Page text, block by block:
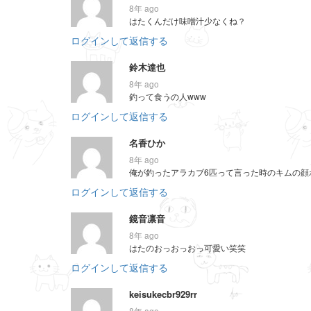
8年 ago
はたくんだけ味噌汁少なくね？
ログインして返信する
鈴木達也
8年 ago
釣って食うの人www
ログインして返信する
名香ひか
8年 ago
俺が釣ったアラカブ6匹って言った時のキムの顔
ログインして返信する
鏡音凛音
8年 ago
はたのおっおっおっ可愛い笑笑
ログインして返信する
keisukecbr929rr